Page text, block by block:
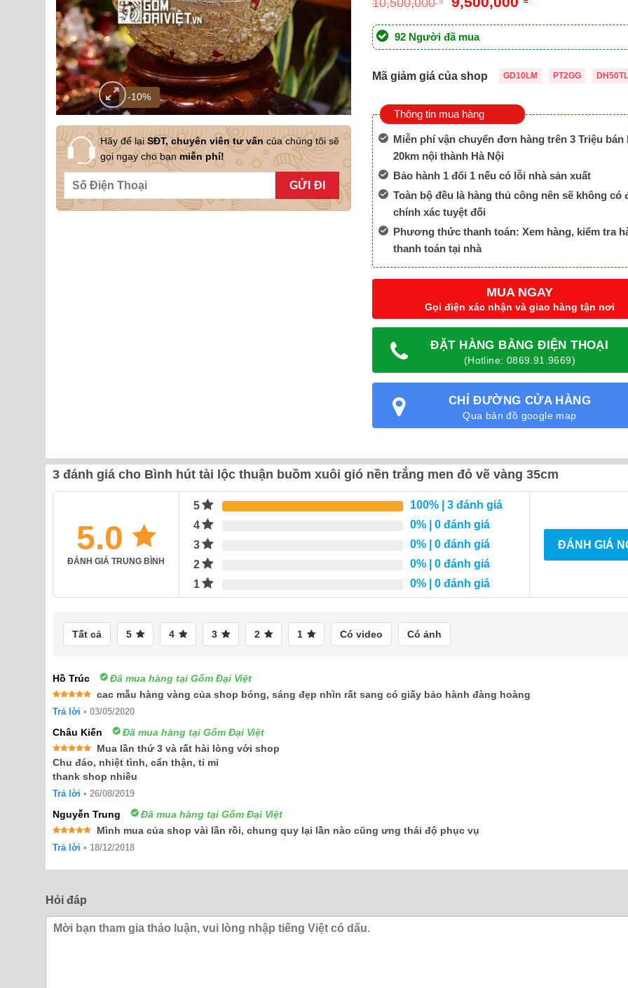
-10%
Hãy để lạiSĐT, chuyên viên tư vấncủa chúng tôi sẽ
gọi ngay cho bạnmiễn phí!
là:
10,500,000 ₫.
tại
là:
92 Người đã mua
Mã giảm giá của shop GD10LM PT2GG DH50TL
Thông tin mua hàng
Miễn phí vận chuyển đơn hàng trên 3 Triệu bán
20km nội thành Hà Nội
Bảo hành 1 đổi 1 nếu có lỗi nhà sản xuất
Toàn bộ đều là hàng thủ công nên sẽ không có
chính xác tuyệt đối
Phương thức thanh toán: Xem hàng, kiểm tra
thanh toán tại nhà
MUA NGAY
Gọi điện xác nhận và giao hàng tận nơi
ĐẶT HÀNG BẰNG ĐIỆN THOẠI
(Hotline: 0869.91.9669)
CHỈ ĐƯỜNG CỬA HÀNG
Qua bản đồ google map
3 đánh giá cho Bình hút tài lộc thuận buồm xuôi gió nền trắng men đỏ vẽ vàng 35cm
5.0
ĐÁNH GIÁ TRUNG BÌNH
5 100% | 3 đánh giá
4
0% | 0 đánh giá
3
0% | 0 đánh giá
2
0% | 0 đánh giá
1
0% | 0 đánh giá
ĐÁNH GIÁ
Tất cả 5 4 3 2 1 Có video Có ảnh
Hồ Trúc Đã mua hàng tại Gốm Đại Việt
Được xếp
hạng55
cac mẫu hàng vàng của shop bóng, sáng đẹp nhìn rất sang có giấy bảo hành đàng hoàng
Trả lời • 03/05/2020
Châu Kiến Đã mua hàng tại Gốm Đại Việt
Được xếp
hạng 55
sao
Mua lần thứ 3 và rất hài lòng với shop
Chu đáo, nhiệt tình, cẩn thận, tỉ mỉ
thank shop nhiều
Trả lời • 26/08/2019
Nguyễn Trung Đã mua hàng tại Gốm Đại Việt
Được xếp
hạng55
Mình mua của shop vài lần rồi, chung quy lại lần nào cũng ưng thái độ phục vụ
Trả lời • 18/12/2018
Hỏi đáp